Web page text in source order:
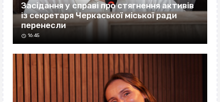
Засідання у справі про стягнення активів
із секретаря Черкаської міської ради
перенесли
16:45